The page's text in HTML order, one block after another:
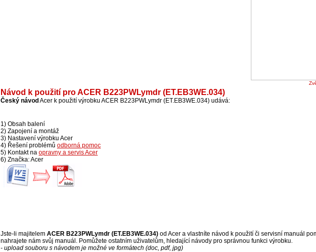
Návod k použití pro ACER B223PWLymdr (ET.EB3WE.034)
Český návod Acer k použití výrobku ACER B223PWLymdr (ET.EB3WE.034) udává:
1) Obsah balení
2) Zapojení a montáž
3) Nastavení výrobku Acer
4) Řešení problémů odborná pomoc
5) Kontakt na opravny a servis Acer
6) Značka: Acer
Jste-li majitelem ACER B223PWLymdr (ET.EB3WE.034) od Acer a vlastníte návod k použití či servisní manuál
nahrajete nám svůj manuál. Pomůžete ostatním uživatelům, hledající návody pro správnou funkci výrobku.
- upload souboru s návodem je možné ve formátech (doc, pdf, jpg)